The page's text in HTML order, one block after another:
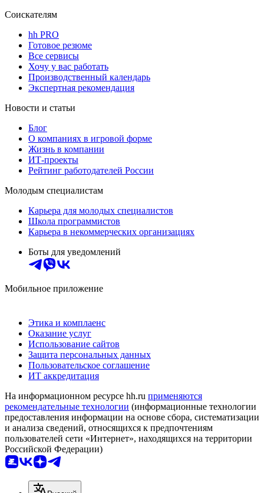
Соискателям
hh PRO
Готовое резюме
Все сервисы
Хочу у вас работать
Производственный календарь
Экспертная рекомендация
Новости и статьи
Блог
О компаниях в игровой форме
Жизнь в компании
ИТ-проекты
Рейтинг работодателей России
Молодым специалистам
Карьера для молодых специалистов
Школа программистов
Карьера в некоммерческих организациях
Боты для уведомлений
Мобильное приложение
Этика и комплаенс
Оказание услуг
Использование сайтов
Защита персональных данных
Пользовательское соглашение
ИТ аккредитация
На информационном ресурсе hh.ru применяются
рекомендательные технологии (информационные технологии
предоставления информации на основе сбора, систематизации
и анализа сведений, относящихся к предпочтениям
пользователей сети «Интернет», находящихся на территории
Российской Федерации)